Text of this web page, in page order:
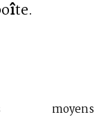
îte.
moyens